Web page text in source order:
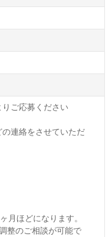
ご応募ください
連絡をさせていただ
月ほどになります。
整のご相談が可能で